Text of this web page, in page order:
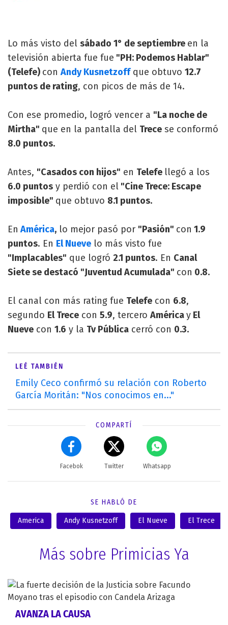
Lo más visto del sábado 1° de septiembre en la
televisión abierta fue fue "PH: Podemos Hablar"
(Telefe) con Andy Kusnetzoffque obtuvo 12.7
puntos de rating, con picos de más de 14.
Con ese promedio, logró vencer a "La noche de
Mirtha" que en la pantalla del Trece se conformó
8.0 puntos.
Antes, "Casados con hijos" en Telefe llegó a los
6.0 puntos y perdió con el "Cine Trece: Escape
imposible" que obtuvo 8.1 puntos.
En América, lo mejor pasó por "Pasión" con 1.9
puntos. En El Nueve lo más visto fue
"Implacables" que logró 2.1 puntos. En Canal
Siete se destacó "Juventud Acumulada" con 0.8.
El canal con más rating fue Telefe con 6.8,
segundo El Trece con 5.9, tercero Américay El
Nueve con 1.6 y la Tv Pública cerró con 0.3.
LEÉ TAMBIÉN
Emily Ceco confirmó su relación con Roberto
García Moritán: "Nos conocimos en..."
COMPARTÍ
Facebok Twitter Whatsapp
SE HABLÓ DE
America Andy Kusnetzoff El Nueve El Trece
Más sobre Primicias Ya
AVANZA LA CAUSA